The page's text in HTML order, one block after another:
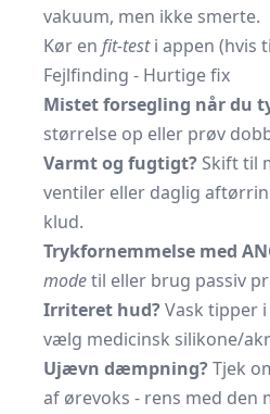
vakuum, men ikke smerte.
Kør en fit-testi appen (hvis
Fejlfinding - Hurtige fix
Mistet forsegling når du
størrelse op eller prøv
Varmt og fugtigt? Skift til
ventiler eller daglig
klud.
Trykfornemmelse med
modetil eller brug passiv
Irriteret hud?Vask tipper
vælg medicinsk silikone/
Ujævn dæmpning?Tjek
af ørevoks - rens med den